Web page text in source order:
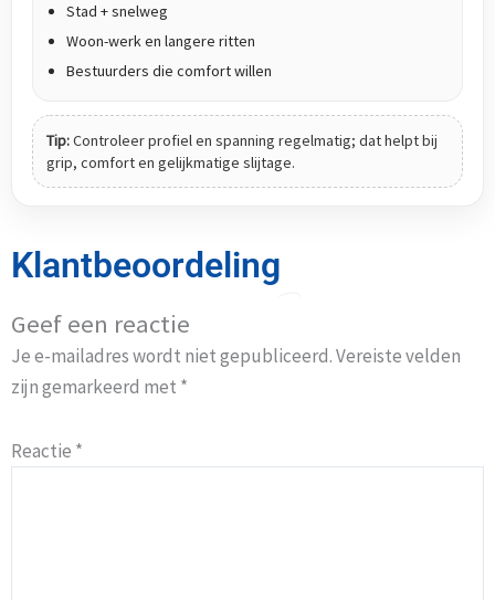
Stad + snelweg
Woon-werk en langere ritten
Bestuurders die comfort willen
Tip:Controleer profiel en spanning regelmatig; dat helpt bij
grip, comfort en gelijkmatige slijtage.
Klantbeoordeling
Geef een reactie
Je e-mailadres wordt niet gepubliceerd.Vereiste velden
zijn gemarkeerd met *
Reactie *